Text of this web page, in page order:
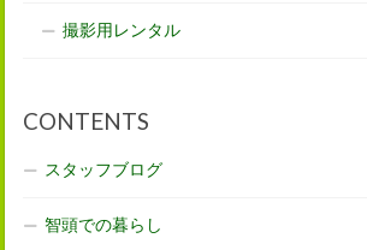
撮影用レンタル
CONTENTS
スタッフブログ
智頭での暮らし